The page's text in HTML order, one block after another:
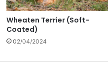
Wheaten Terrier (Soft-
Coated)
02/04/2024